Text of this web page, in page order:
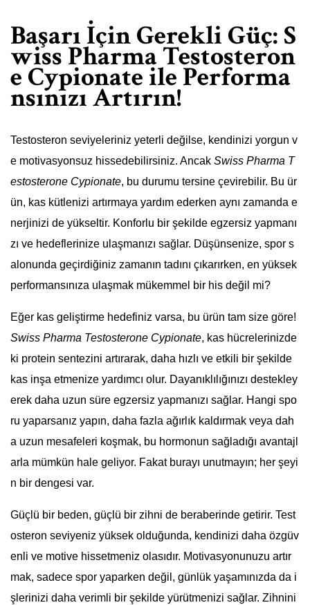
Başarı İçin Gerekli Güç: S
wiss Pharma Testosteron
e Cypionate ile Performa
nsınızı Artırın!
Testosteron seviyeleriniz yeterli değilse, kendinizi yorgun v
e motivasyonsuz hissedebilirsiniz. Ancak Swiss Pharma T
estosterone Cypionate, bu durumu tersine çevirebilir. Bu ür
ün, kas kütlenizi artırmaya yardım ederken aynı zamanda e
nerjinizi de yükseltir. Konforlu bir şekilde egzersiz yapmanı
zı ve hedeflerinize ulaşmanızı sağlar. Düşünsenize, spor s
alonunda geçirdiğiniz zamanın tadını çıkarırken, en yüksek
performansınıza ulaşmak mükemmel bir his değil mi?
Eğer kas geliştirme hedefiniz varsa, bu ürün tam size göre!
Swiss Pharma Testosterone Cypionate, kas hücrelerinizde
ki protein sentezini artırarak, daha hızlı ve etkili bir şekilde
kas inşa etmenize yardımcı olur. Dayanıklılığınızı destekley
erek daha uzun süre egzersiz yapmanızı sağlar. Hangi spo
ru yaparsanız yapın, daha fazla ağırlık kaldırmak veya dah
a uzun mesafeleri koşmak, bu hormonun sağladığı avantajl
arla mümkün hale geliyor. Fakat burayı unutmayın; her şeyi
n bir dengesi var.
Güçlü bir beden, güçlü bir zihni de beraberinde getirir. Test
osteron seviyeniz yüksek olduğunda, kendinizi daha özgüv
enli ve motive hissetmeniz olasıdır. Motivasyonunuzu artır
mak, sadece spor yaparken değil, günlük yaşamınızda da i
şlerinizi daha verimli bir şekilde yürütmenizi sağlar. Zihnini